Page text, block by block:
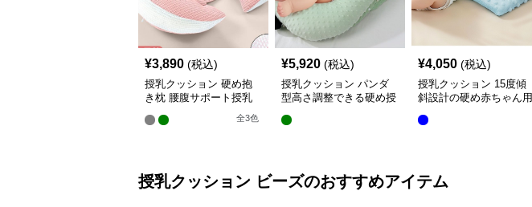
¥3,890 (税込)
授乳クッション 硬め抱
き枕 腰腹サポート授乳
全3色
¥5,920 (税込)
授乳クッション パンダ
型高さ調整できる硬め授
¥4,050 (税込)
授乳クッション 15度傾
斜設計の硬め赤ちゃん用
授乳クッション ビーズのおすすめアイテム